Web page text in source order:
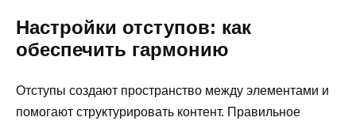
Настройки отступов: как
обеспечить гармонию
Отступы создают пространство между элементами и
помогают структурировать контент. Правильное